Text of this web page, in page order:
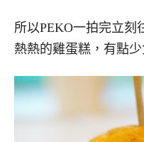
所以PEKO一拍完立刻
熱熱的雞蛋糕，有點